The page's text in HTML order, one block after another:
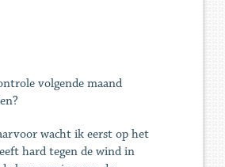
volgende maand
wacht ik eerst op het
hard tegen de wind in